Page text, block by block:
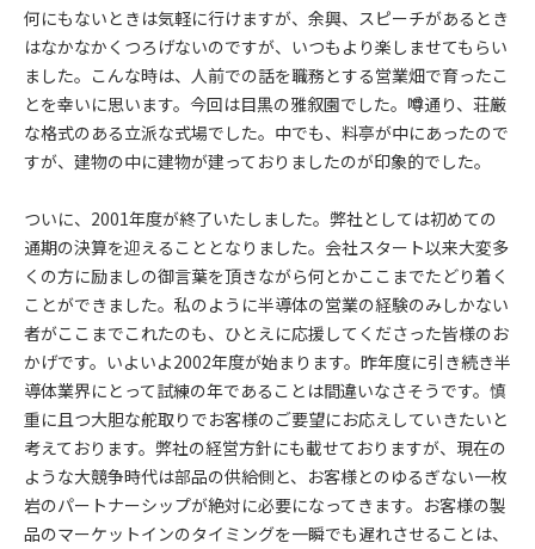
何にもないときは気軽に行けますが、余興、スピーチがあるとき
はなかなかくつろげないのですが、いつもより楽しませてもらい
ました。こんな時は、人前での話を職務とする営業畑で育ったこ
とを幸いに思います。今回は目黒の雅叙園でした。噂通り、荘厳
な格式のある立派な式場でした。中でも、料亭が中にあったので
すが、建物の中に建物が建っておりましたのが印象的でした。
ついに、2001年度が終了いたしました。弊社としては初めての
通期の決算を迎えることとなりました。会社スタート以来大変多
くの方に励ましの御言葉を頂きながら何とかここまでたどり着く
ことができました。私のように半導体の営業の経験のみしかない
者がここまでこれたのも、ひとえに応援してくださった皆様のお
かげです。いよいよ2002年度が始まります。昨年度に引き続き半
導体業界にとって試練の年であることは間違いなさそうです。慎
重に且つ大胆な舵取りでお客様のご要望にお応えしていきたいと
考えております。弊社の経営方針にも載せておりますが、現在の
ような大競争時代は部品の供給側と、お客様とのゆるぎない一枚
岩のパートナーシップが絶対に必要になってきます。お客様の製
品のマーケットインのタイミングを一瞬でも遅れさせることは、